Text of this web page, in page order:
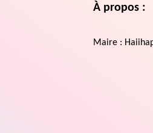
À propos :
Maire :